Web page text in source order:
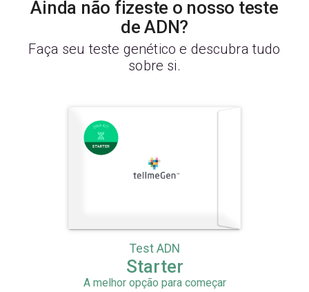
Ainda não fizeste o nosso teste
de ADN?
Faça seu teste genético e descubra tudo
sobre si.
Test ADN
Starter
A melhor opção para começar